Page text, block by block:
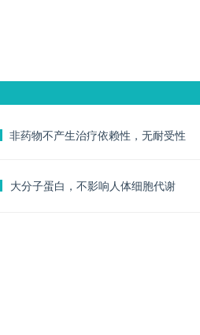
大分子蛋白，不影响人体细胞代谢
非药物不产生治疗依赖性，无耐受性
ꄶ
ꄶ